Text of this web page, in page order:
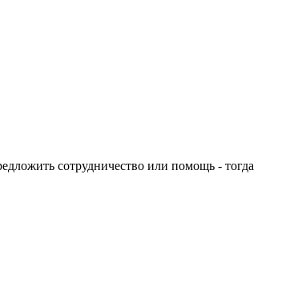
сотрудничество или помощь - тогда